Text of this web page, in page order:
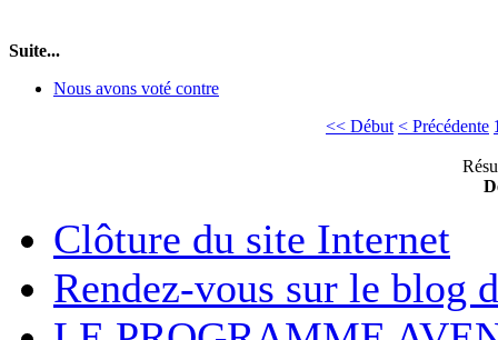
Suite...
Nous avons voté contre
<< Début < Précédente
Clôture du site Internet
Rendez-vous sur le blog